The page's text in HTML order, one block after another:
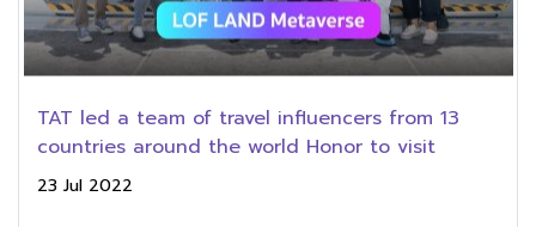
TAT led a team of travel influencers from 13
countries around the world Honor to visit
23 Jul 2022